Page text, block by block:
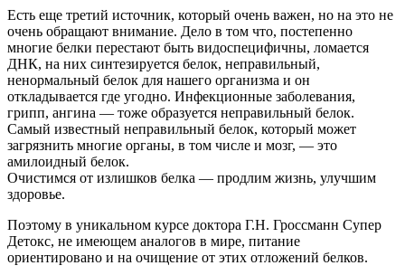
Есть еще третий источник, который очень важен, но на это не
очень обращают внимание. Дело в том что, постепенно
многие белки перестают быть видоспецифичны, ломается
ДНК, на них синтезируется белок, неправильный,
ненормальный белок для нашего организма и он
откладывается где угодно. Инфекционные заболевания,
грипп, ангина — тоже образуется неправильный белок.
Самый известный неправильный белок, который может
загрязнить многие органы, в том числе и мозг, — это
амилоидный белок.
Очистимся от излишков белка — продлим жизнь, улучшим
здоровье.
Поэтому в уникальном курсе доктора Г.Н. Гроссманн Супер
Детокс, не имеющем аналогов в мире, питание
ориентировано и на очищение от этих отложений белков.